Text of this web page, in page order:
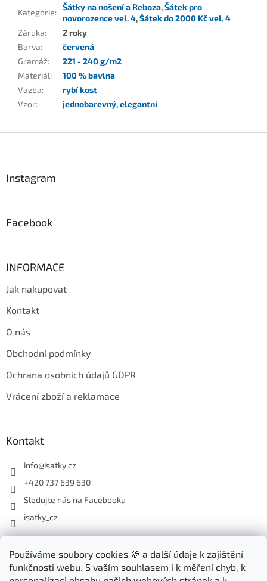
Používáme soubory cookies 🍪 a další údaje k zajištění
funkčnosti webu. S vaším souhlasem i k měření chyb, k
Kategorie:
Šátky na nošení a Reboza,Šátek pro
novorozence vel. 4,Šátek do 2000 Kč vel. 4
Záruka:
2 roky
Barva:
červená
Gramáž:
221 - 240 g/m2
Materiál:
100 % bavlna
Vazba:
rybí kost
Vzor: jednobarevný,elegantní
Instagram
Facebook
INFORMACE
Jak nakupovat
Kontakt
O nás
Obchodní podmínky
Ochrana osobních údajů GDPR
Vrácení zboží a reklamace
Kontakt
info@isatky.cz
+420 737 639 630
Sledujte nás na Facebooku
isatky_cz
Odebírat newsletter
Vložte svůj e-mail a my vám budeme zasílat informace o nových